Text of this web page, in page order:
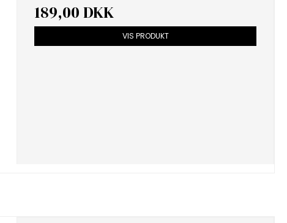
189,00 DKK
VIS PRODUKT